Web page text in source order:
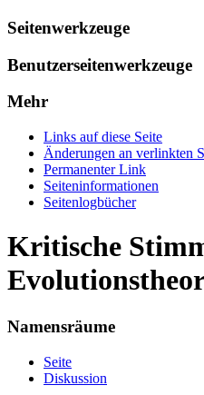
Seitenwerkzeuge
Benutzerseitenwerkzeuge
Mehr
Links auf diese Seite
Änderungen an verlinkten
Permanenter Link
Seiten­informationen
Seitenlogbücher
Kritische
Namensräume
Seite
Diskussion